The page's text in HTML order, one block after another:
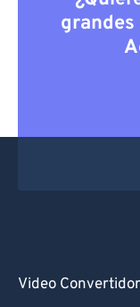
Video Convertidor